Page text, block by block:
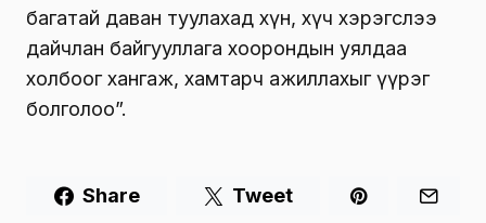
багатай даван туулахад хүн, хүч хэрэгслээ
дайчлан байгууллага хоорондын уялдаа
холбоог хангаж, хамтарч ажиллахыг үүрэг
болголоо”.
Share Tweet